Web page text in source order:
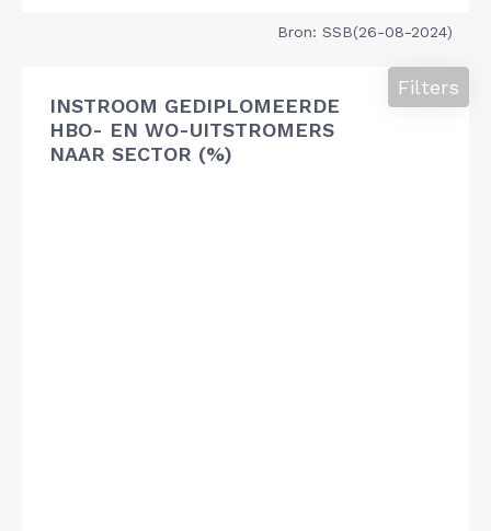
Bron: SSB(26-08-2024)
INSTROOM GEDIPLOMEERDE
HBO- EN WO-UITSTROMERS
NAAR SECTOR (%)
Filters